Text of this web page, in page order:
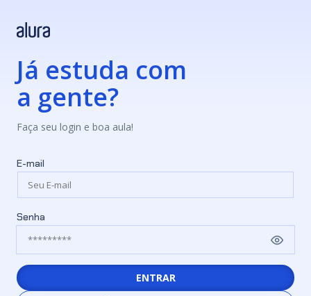
Já estuda com
a gente?
Faça seu login e boa aula!
E-mail
Senha
ENTRAR